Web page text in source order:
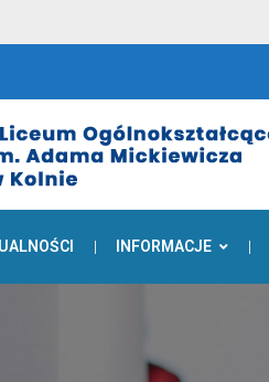
INFORMACJE